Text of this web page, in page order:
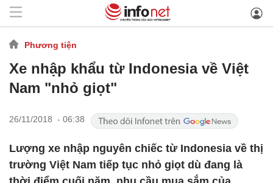
Phương tiện
Xe nhập khẩu từ Indonesia về Việt
Nam "nhỏ giọt"
26/11/2018 - 06:38
Lượng xe nhập nguyên chiếc từ Indonesia về thị
trường Việt Nam tiếp tục nhỏ giọt dù đang là